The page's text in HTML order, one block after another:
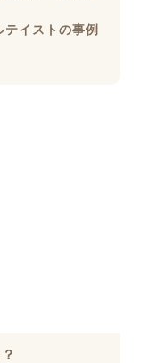
イストの事例